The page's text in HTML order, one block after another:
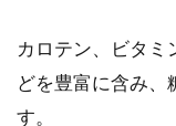
カロテン、ビタミ
どを豊富に含み、
す。